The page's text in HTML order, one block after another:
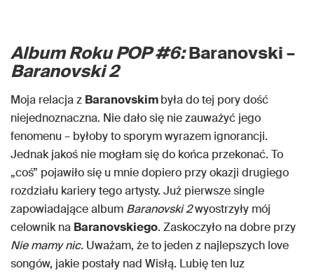
Album Roku POP #6:Baranovski –
Baranovski 2
Moja relacja z Baranovskimbyła do tej pory dość
niejednoznaczna. Nie dało się nie zauważyć jego
fenomenu – byłoby to sporym wyrazem ignorancji.
Jednak jakoś nie mogłam się do końca przekonać. To
„coś” pojawiło się u mnie dopiero przy okazji drugiego
rozdziału kariery tego artysty. Już pierwsze single
zapowiadające album Baranovski 2wyostrzyły mój
celownik na Baranovskiego. Zaskoczyło na dobre przy
Nie mamy nic. Uważam, że to jeden z najlepszych love
songów, jakie postały nad Wisłą. Lubię ten luz